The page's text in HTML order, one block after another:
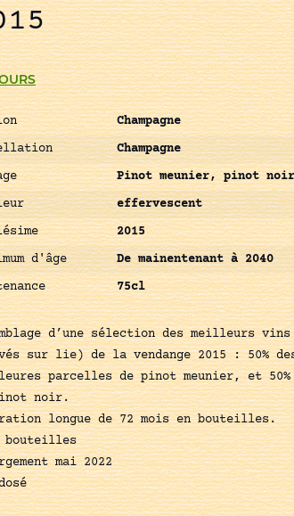
Champagne
Champagne
Pinot meunier, pinot noir
effervescent
2015
d'âge
De mainentenant à 2040
75cl
d’une sélection des meilleurs vins
sur lie) de la vendange 2015 : 50%
parcelles de pinot meunier, et 50%
noir.
longue de 72 mois en bouteilles.
bouteilles
mai 2022